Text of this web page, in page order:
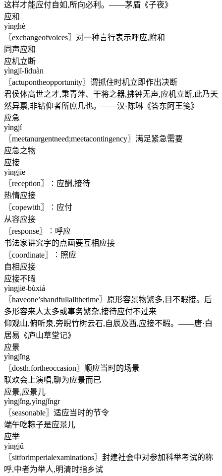
这样才能应付自如,所向必利。——茅盾《子夜》
应和
yìnghè
〖exchangeofvoices〗对一种言行表示呼应,附和
同声应和
应机立断
yìngjī-lìduàn
〖actupontheopportunity〗谓抓住时机立即作出决断
君侯体高世之才,秉青萍、干将之器,拂钟无声,应机立断,此乃天
然异禀,非钻仰者所庶几也。——汉·陈琳《答东阿王笺》
应急
yìngjí
〖meetanurgentneed;meetacontingency〗满足紧急需要
应急之物
应接
yìngjiē
〖reception〗∶应酬,接待
热情应接
〖copewith〗∶应付
从容应接
〖response〗∶呼应
书法家讲究字的点画要互相应接
〖coordinate〗∶照应
自相应接
应接不暇
yìngjiē-bùxiá
〖haveone’shandfullallthetime〗原形容景物繁多,目不暇接。后
多形容来人太多或事务繁杂,接待应付不过来
仰观山,俯听泉,旁睨竹树云石,自辰及酉,应接不暇。——唐·白
居易《庐山草堂记》
应景
yìngjǐng
〖dosth.fortheoccasion〗顺应当时的场景
联欢会上演唱,聊为应景而已
应景,应景儿
yìngjǐng,yìngjǐngr
〖seasonable〗适应当时的节令
端午吃粽子是应景儿
应举
yìngjǔ
〖sitforimperialexaminations〗封建社会中对参加科举考试的称
呼,中者为举人,明清时指乡试